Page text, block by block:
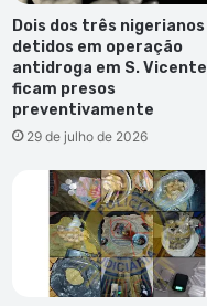
Dois dos três nigerianos
detidos em operação
antidroga em S. Vicente
ficam presos
preventivamente
29 de julho de 2026